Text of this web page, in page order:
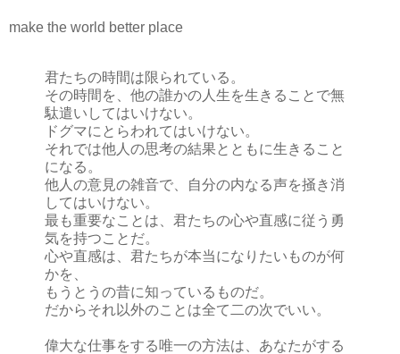
make the world better place
君たちの時間は限られている。
その時間を、他の誰かの人生を生きることで無
駄遣いしてはいけない。
ドグマにとらわれてはいけない。
それでは他人の思考の結果とともに生きること
になる。
他人の意見の雑音で、自分の内なる声を掻き消
してはいけない。
最も重要なことは、君たちの心や直感に従う勇
気を持つことだ。
心や直感は、君たちが本当になりたいものが何
かを、
もうとうの昔に知っているものだ。
だからそれ以外のことは全て二の次でいい。
偉大な仕事をする唯一の方法は、あなたがする